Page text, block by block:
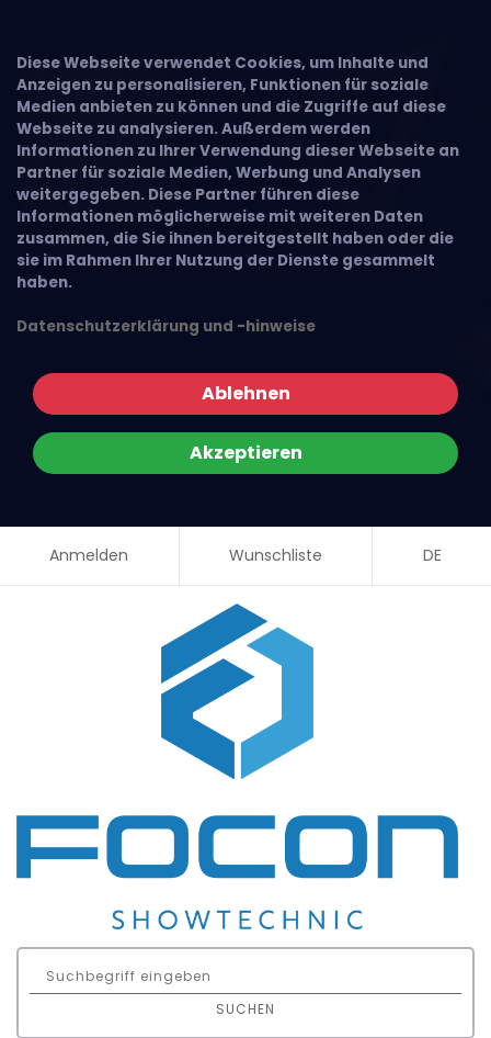
Diese Webseite verwendet Cookies, um Inhalte und
Anzeigen zu personalisieren, Funktionen für soziale
Medien anbieten zu können und die Zugriffe auf diese
Webseite zu analysieren. Außerdem werden
Informationen zu Ihrer Verwendung dieser Webseite an
Partner für soziale Medien, Werbung und Analysen
weitergegeben. Diese Partner führen diese
Informationen möglicherweise mit weiteren Daten
zusammen, die Sie ihnen bereitgestellt haben oder die
sie im Rahmen Ihrer Nutzung der Dienste gesammelt
haben.
Datenschutzerklärung und -hinweise
Ablehnen
Akzeptieren
Anmelden Wunschliste DE
SUCHEN